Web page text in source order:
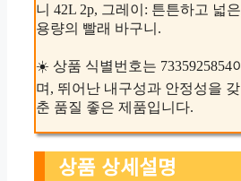
니 42L 2p, 그레이: 튼튼하고 넓은
용량의 빨래 바구니.
☀️ 상품 식별번호는 7335925854이
며, 뛰어난 내구성과 안정성을 갖
춘 품질 좋은 제품입니다.
상품 상세설명